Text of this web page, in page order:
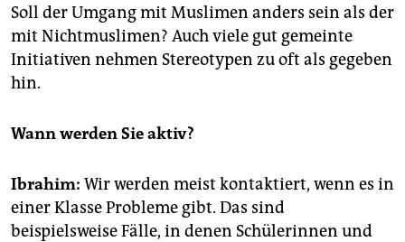
Soll der Umgang mit Muslimen anders sein als der
mit Nichtmuslimen? Auch viele gut gemeinte
Initiativen nehmen Stereotypen zu oft als gegeben
hin.
Wann werden Sie aktiv?
Ibrahim: Wir werden meist kontaktiert, wenn es in
einer Klasse Probleme gibt. Das sind
beispielsweise Fälle, in denen Schülerinnen und